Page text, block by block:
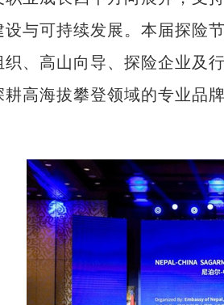
与可持续发展。本届探险
织、高山向导、探险企业及
耕高海拔攀登领域的专业品